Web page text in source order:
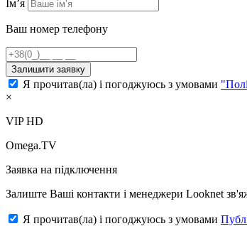
Ім’я
Ваш номер телефону
Залишити заявку
Я прочитав(ла) і погоджуюсь з умовами
×
VIP HD
Omega.TV
Заявка на підключення
Залиште Ваші контакти і менеджери Looknet
Я прочитав(ла) і погоджуюсь з умовами